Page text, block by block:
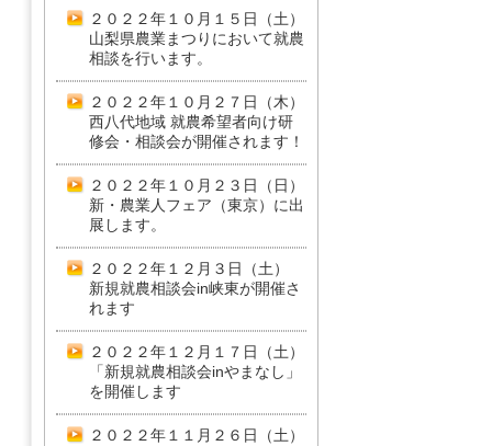
２０２２年１０月１５日（土）
山梨県農業まつりにおいて就農
相談を行います。
２０２２年１０月２７日（木）
西八代地域 就農希望者向け研
修会・相談会が開催されます！
２０２２年１０月２３日（日）
新・農業人フェア（東京）に出
展します。
２０２２年１２月３日（土）
新規就農相談会in峡東が開催さ
れます
２０２２年１２月１７日（土）
「新規就農相談会inやまなし」
を開催します
２０２２年１１月２６日（土）